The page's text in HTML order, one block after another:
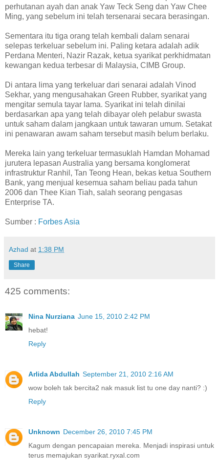
perhutanan ayah dan anak Yaw Teck Seng dan Yaw Chee
Ming, yang sebelum ini telah tersenarai secara berasingan.
Sementara itu tiga orang telah kembali dalam senarai
selepas terkeluar sebelum ini. Paling ketara adalah adik
Perdana Menteri, Nazir Razak, ketua syarikat perkhidmatan
kewangan kedua terbesar di Malaysia, CIMB Group.
Di antara lima yang terkeluar dari senarai adalah Vinod
Sekhar, yang mengusahakan Green Rubber, syarikat yang
mengitar semula tayar lama. Syarikat ini telah dinilai
berdasarkan apa yang telah dibayar oleh pelabur swasta
untuk saham dalam jangkaan untuk tawaran umum. Setakat
ini penawaran awam saham tersebut masih belum berlaku.
Mereka lain yang terkeluar termasuklah Hamdan Mohamad
jurutera lepasan Australia yang bersama konglomerat
infrastruktur Ranhil, Tan Teong Hean, bekas ketua Southern
Bank, yang menjual kesemua saham beliau pada tahun
2006 dan Thee Kian Tiah, salah seorang pengasas
Enterprise TA.
Sumber : Forbes Asia
Azhad at 1:38 PM
Share
425 comments:
Nina Nurziana June 15, 2010 2:42 PM
hebat!
Reply
Arlida Abdullah September 21, 2010 2:16 AM
wow boleh tak bercita2 nak masuk list tu one day nanti? :)
Reply
Unknown December 26, 2010 7:45 PM
Kagum dengan pencapaian mereka. Menjadi inspirasi untuk
terus memajukan syarikat.ryxal.com